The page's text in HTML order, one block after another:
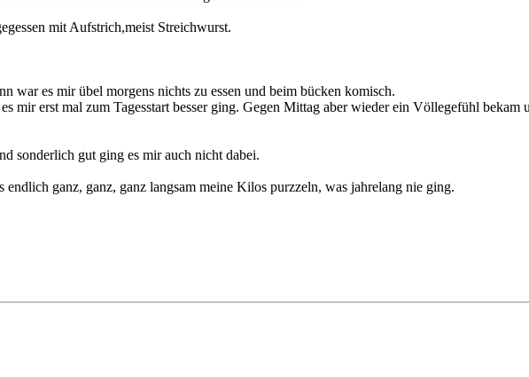
mit Aufstrich,meist Streichwurst.
war es mir übel morgens nichts zu essen und beim bücken komisch.
mir erst mal zum Tagesstart besser ging. Gegen Mittag aber wieder ein Völlegefühl
sonderlich gut ging es mir auch nicht dabei.
ganz, ganz, ganz langsam meine Kilos purzzeln, was jahrelang nie ging.